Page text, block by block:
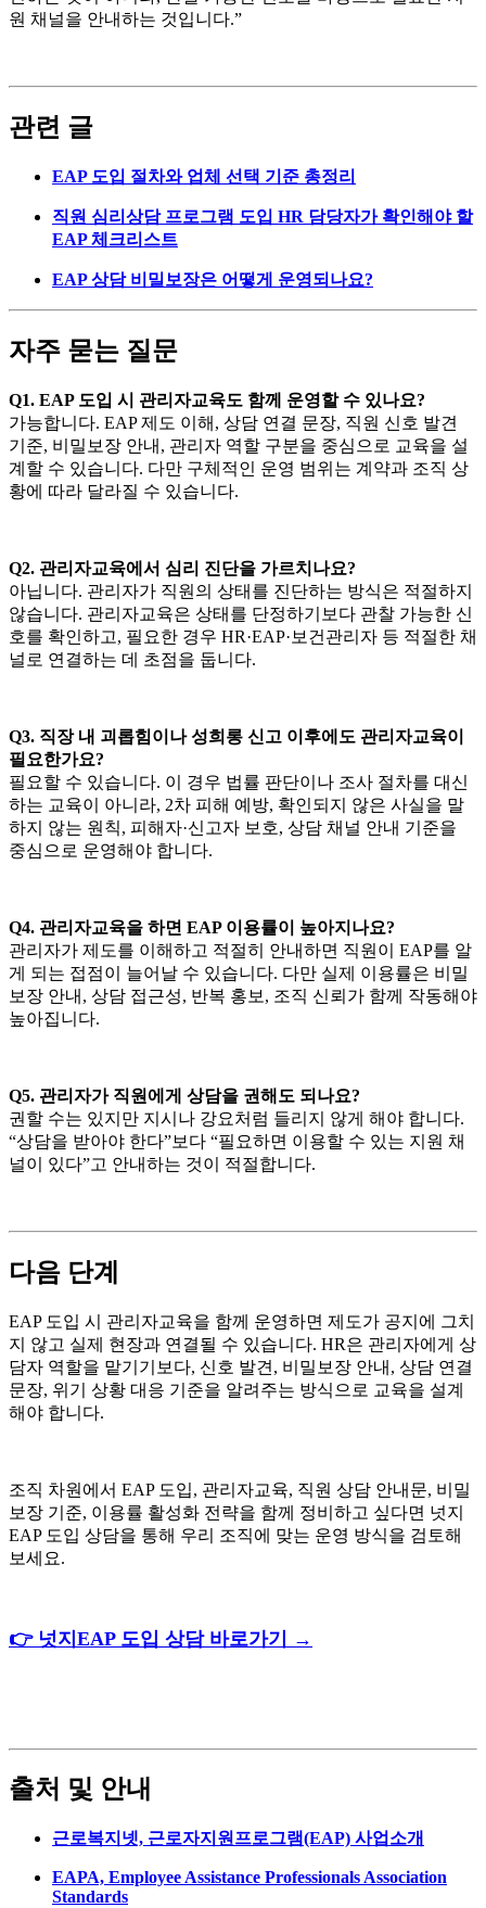
원 채널을 안내하는 것입니다.”
관련 글
EAP 도입 절차와 업체 선택 기준 총정리
직원 심리상담 프로그램 도입 HR 담당자가 확인해야 할
EAP 체크리스트
EAP 상담 비밀보장은 어떻게 운영되나요?
자주 묻는 질문
Q1. EAP 도입 시 관리자교육도 함께 운영할 수 있나요?
가능합니다. EAP 제도 이해, 상담 연결 문장, 직원 신호 발견
기준, 비밀보장 안내, 관리자 역할 구분을 중심으로 교육을 설
계할 수 있습니다. 다만 구체적인 운영 범위는 계약과 조직 상
황에 따라 달라질 수 있습니다.
Q2. 관리자교육에서 심리 진단을 가르치나요?
아닙니다. 관리자가 직원의 상태를 진단하는 방식은 적절하지
않습니다. 관리자교육은 상태를 단정하기보다 관찰 가능한 신
호를 확인하고, 필요한 경우 HR·EAP·보건관리자 등 적절한 채
널로 연결하는 데 초점을 둡니다.
Q3. 직장 내 괴롭힘이나 성희롱 신고 이후에도 관리자교육이
필요한가요?
필요할 수 있습니다. 이 경우 법률 판단이나 조사 절차를 대신
하는 교육이 아니라, 2차 피해 예방, 확인되지 않은 사실을 말
하지 않는 원칙, 피해자·신고자 보호, 상담 채널 안내 기준을
중심으로 운영해야 합니다.
Q4. 관리자교육을 하면 EAP 이용률이 높아지나요?
관리자가 제도를 이해하고 적절히 안내하면 직원이 EAP를 알
게 되는 접점이 늘어날 수 있습니다. 다만 실제 이용률은 비밀
보장 안내, 상담 접근성, 반복 홍보, 조직 신뢰가 함께 작동해야
높아집니다.
Q5. 관리자가 직원에게 상담을 권해도 되나요?
권할 수는 있지만 지시나 강요처럼 들리지 않게 해야 합니다.
“상담을 받아야 한다”보다 “필요하면 이용할 수 있는 지원 채
널이 있다”고 안내하는 것이 적절합니다.
다음 단계
EAP 도입 시 관리자교육을 함께 운영하면 제도가 공지에 그치
지 않고 실제 현장과 연결될 수 있습니다. HR은 관리자에게 상
담자 역할을 맡기기보다, 신호 발견, 비밀보장 안내, 상담 연결
문장, 위기 상황 대응 기준을 알려주는 방식으로 교육을 설계
해야 합니다.
조직 차원에서 EAP 도입, 관리자교육, 직원 상담 안내문, 비밀
보장 기준, 이용률 활성화 전략을 함께 정비하고 싶다면 넛지
EAP 도입 상담을 통해 우리 조직에 맞는 운영 방식을 검토해
보세요.
👉 넛지EAP 도입 상담 바로가기 →
출처 및 안내
근로복지넷, 근로자지원프로그램(EAP) 사업소개
EAPA, Employee Assistance Professionals Association
Standards